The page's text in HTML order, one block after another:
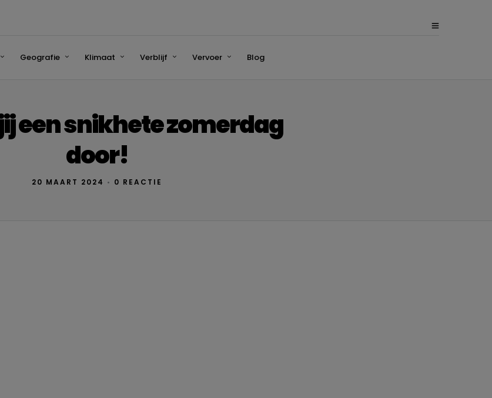
Geografie Klimaat Verblijf Vervoer Blog
een snikhete zomerdag
door!
20 MAART 2024 • 0 REACTIE